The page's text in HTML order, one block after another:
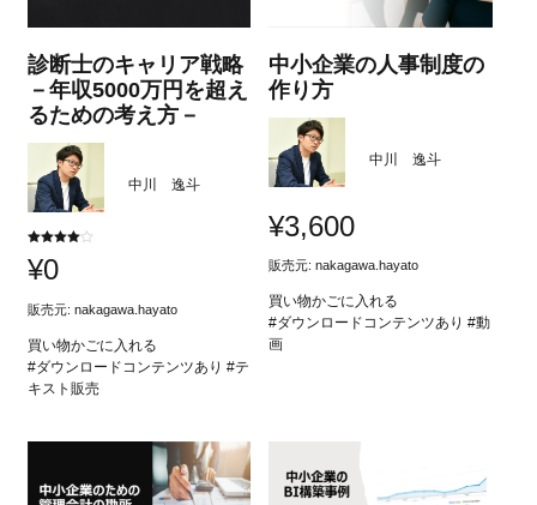
診断士のキャリア戦略
－年収5000万円を超え
るための考え方－
中川 逸斗
4.00
の評価
¥0
販売元: nakagawa.hayato
買い物かごに入れる
#ダウンロードコンテンツあり #テ
キスト販売
中小企業の人事制度の
作り方
中川 逸斗
¥3,600
販売元:nakagawa.hayato
買い物かごに入れる
#ダウンロードコンテンツあり #動
画